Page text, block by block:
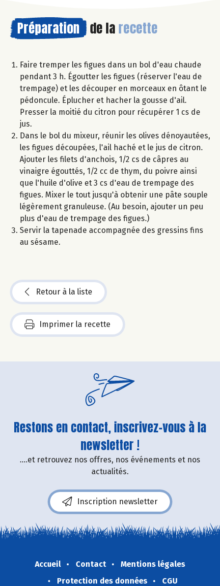
Préparation de la recette
Faire tremper les figues dans un bol d'eau chaude
pendant 3 h. Égoutter les figues (réserver l'eau de
trempage) et les découper en morceaux en ôtant le
pédoncule. Éplucher et hacher la gousse d'ail.
Presser la moitié du citron pour récupérer 1 cs de
jus.
Dans le bol du mixeur, réunir les olives dénoyautées,
les figues découpées, l'ail haché et le jus de citron.
Ajouter les filets d'anchois, 1/2 cs de câpres au
vinaigre égouttés, 1/2 cc de thym, du poivre ainsi
que l'huile d'olive et 3 cs d'eau de trempage des
figues. Mixer le tout jusqu'à obtenir une pâte souple
légèrement granuleuse. (Au besoin, ajouter un peu
plus d'eau de trempage des figues.)
Servir la tapenade accompagnée des gressins fins
au sésame.
Retour à la liste
Imprimer la recette
Restons en contact, inscrivez-vous à la
newsletter !
....et retrouvez nos offres, nos événements et nos
actualités.
Inscription newsletter
Accueil Contact
Mentions légales
Protection des données
CGU